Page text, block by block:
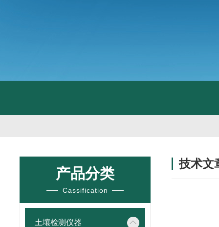
产品分类
Cassification
土壤检测仪器
技术文